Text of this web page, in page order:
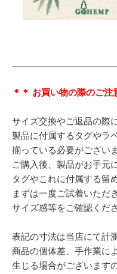
＊＊ お買い物の際のご注
サイズ交換やご返品の際に
製品に付属するタグやラ
揃っている必要がございま
ご購入後、製品がお手元
タグやこれに付属する留
まずは一度ご試着いただき
サイズ感等をご確認くだ
表記の寸法は当店にて計
商品の個体差、手作業に
生じる場合がございますの